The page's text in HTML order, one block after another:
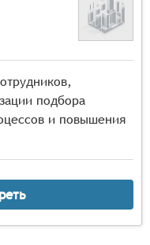
подбора
и повышения